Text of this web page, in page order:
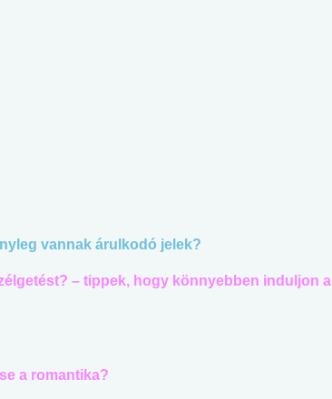
vannak árulkodó jelek?
– tippek, hogy könnyebben induljon a
a romantika?